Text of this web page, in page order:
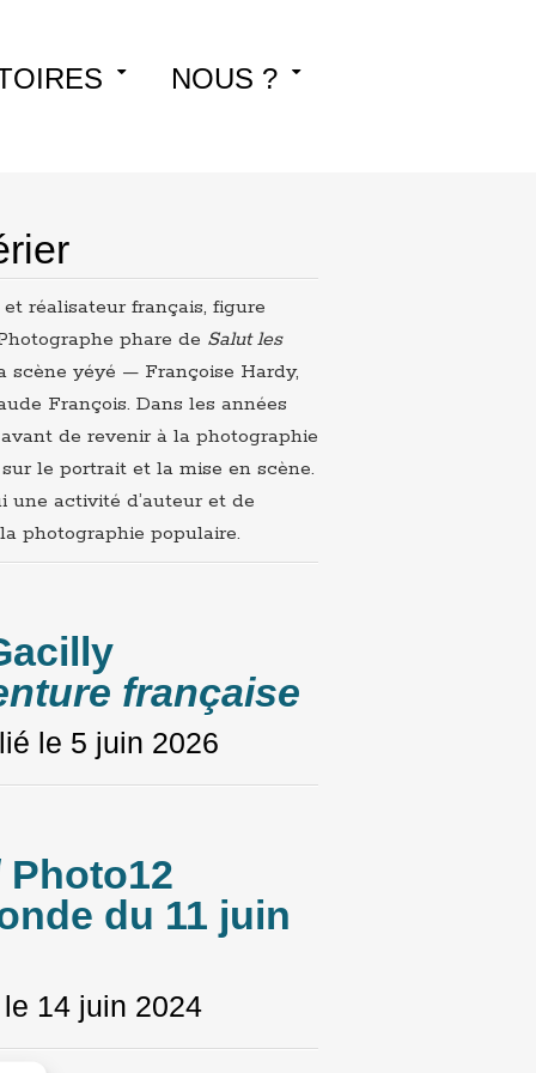
NOUS ?
réalisateur français, figure
phare de Salut les
scène yéyé — Françoise Hardy,
François. Dans les années
avant de revenir à la photographie
le portrait et la mise en scène.
une activité d’auteur et de
photographie populaire.
française
le 5 juin 2026
Photo12
du 11 juin
14 juin 2024